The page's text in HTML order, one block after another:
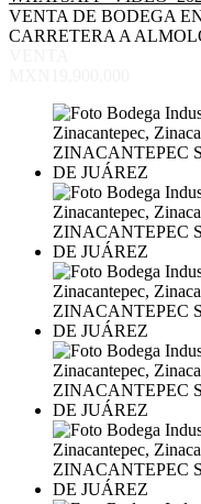
VENTA DE BODEGA
CARRETERA A